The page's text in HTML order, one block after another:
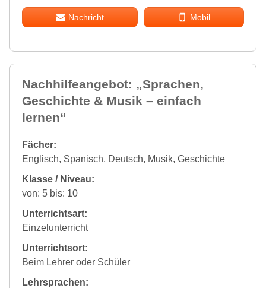
Nachricht Mobil
Nachhilfeangebot: „Sprachen,
Geschichte & Musik – einfach
lernen“
Fächer:
Englisch, Spanisch, Deutsch, Musik, Geschichte
Klasse / Niveau:
von: 5 bis: 10
Unterrichtsart:
Einzelunterricht
Unterrichtsort:
Beim Lehrer oder Schüler
Lehrsprachen: